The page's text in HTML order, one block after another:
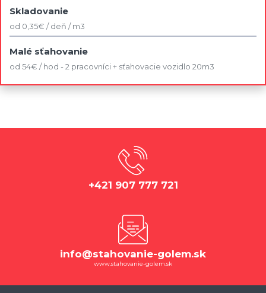
Skladovanie
od 0,35€ / deň / m3
Malé sťahovanie
od 54€ / hod - 2 pracovníci + sťahovacie vozidlo 20m3
+421 907 777 721
info@stahovanie-golem.sk
www.stahovanie-golem.sk